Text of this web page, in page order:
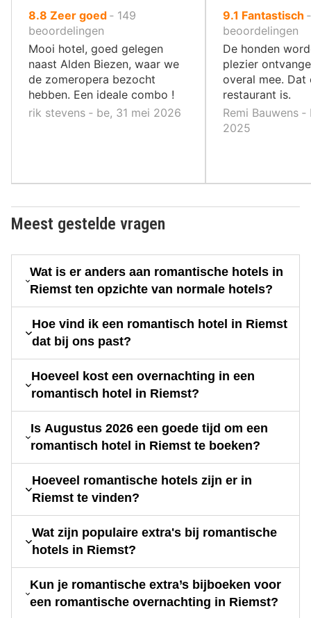
8.8 uit
10
,
Zeer goed ‐ 149
beoordelingen
Mooi hotel, goed gelegen
naast Alden Biezen, waar we
de zomeropera bezocht
hebben. Een ideale combo !
rik stevens ‐ be, 31 mei 2026
9.1 uit
10
Fantastisch
beoordelingen
De honden
plezier
overal mee. Dat
restaurant is.
Remi Bauwens
2025
Meest gestelde vragen
Wat is er anders aan romantische hotels in
Riemst ten opzichte van normale hotels?
Hoe vind ik een romantisch hotel in Riemst
dat bij ons past?
Hoeveel kost een overnachting in een
romantisch hotel in Riemst?
Is Augustus 2026 een goede tijd om een
romantisch hotel in Riemst te boeken?
Hoeveel romantische hotels zijn er in
Riemst te vinden?
Wat zijn populaire extra's bij romantische
hotels in Riemst?
Kun je romantische extra’s bijboeken voor
een romantische overnachting in Riemst?